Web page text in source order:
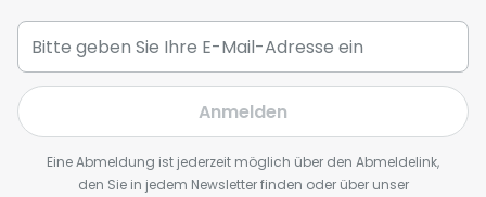
Anmelden
Eine Abmeldung ist jederzeit möglich über den Abmeldelink,
den Sie in jedem Newsletter finden oder über unser